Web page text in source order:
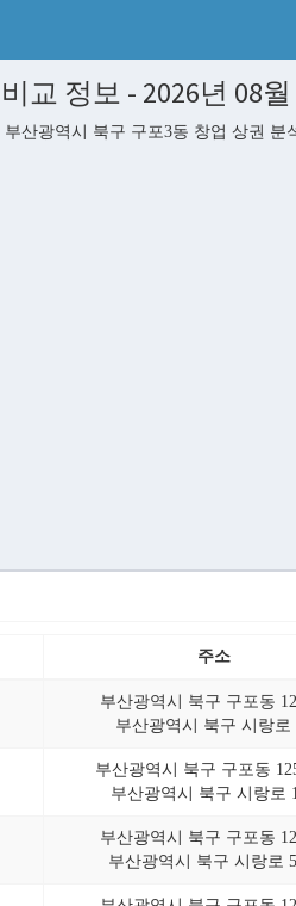
교 정보 - 2026년 08월
산광역시 북구 구포3동 창업 상권
주소
부산광역시 북구 구포동
부산광역시 북구 시랑로
부산광역시 북구 구포동
부산광역시 북구 시랑로
부산광역시 북구 구포동
부산광역시 북구 시랑로